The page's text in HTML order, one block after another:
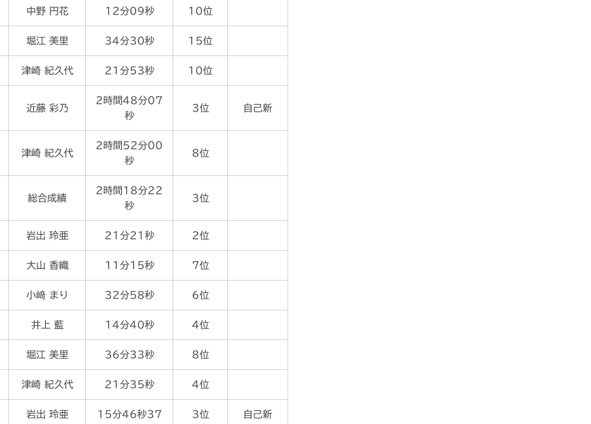
中野 円花 12分09秒 10位
堀江 美里 34分30秒 15位
津崎 紀久代 21分53秒 10位
近藤 彩乃
2時間48分07
秒
3位 自己新
津崎 紀久代
2時間52分00
秒
8位
総合成績
2時間18分22
秒
3位
岩出 玲亜 21分21秒 2位
大山 香織 11分15秒 7位
小﨑 まり 32分58秒 6位
井上 藍 14分40秒 4位
堀江 美里 36分33秒 8位
津崎 紀久代 21分35秒 4位
岩出 玲亜
15分46秒37
3位
自己新